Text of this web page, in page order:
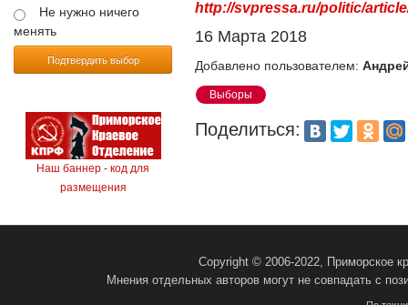
Не нужно ничего
менять
Подтвердить выбор
Наш баннер - код для
размещения
http://svpressa.ru/politic/
16 Марта 2018
Добавлено пользователем:
Выборы
Поделиться:
Copyright © 2006-2022, Приморское
Мнения отдельных авторов могут не совпадать с